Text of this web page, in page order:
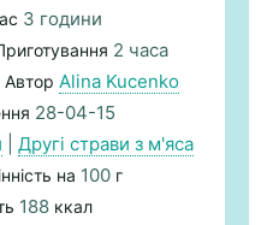
3 години
2 часа
| Автор Alina Kucenko
28-04-15
Другі страви з м'яса
на 100 г
188ккал